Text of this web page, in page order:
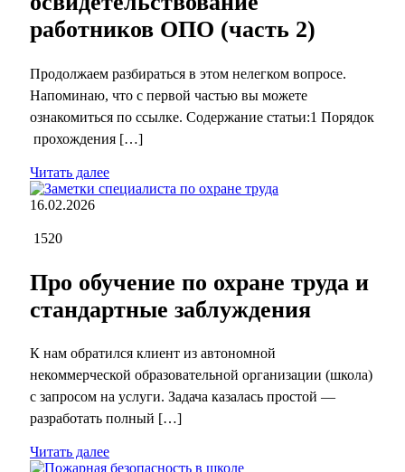
работников ОПО (часть 2)
Продолжаем разбираться в этом нелегком вопросе.
Напоминаю, что с первой частью вы можете
ознакомиться по ссылке. Содержание статьи:1 Порядок
прохождения […]
Читать далее
16.02.2026
1520
Про обучение по охране труда и
стандартные заблуждения
К нам обратился клиент из автономной
некоммерческой образовательной организации (школа)
с запросом на услуги. Задача казалась простой —
разработать полный […]
Читать далее